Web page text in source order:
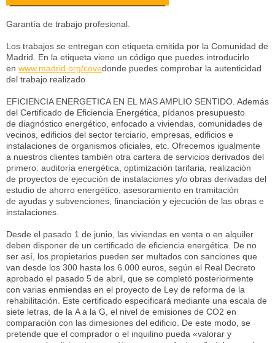
Garantía de trabajo profesional.
Los trabajos se entregan con etiqueta emitida por la Comunidad de
Madrid. En la etiqueta viene un código que puedes introducirlo
en www.madrid.org/covedonde puedes comprobar la autenticidad
del trabajo realizado.
EFICIENCIA ENERGETICA EN EL MAS AMPLIO SENTIDO. Además
del Certificado de Eficiencia Energética, pídanos presupuesto
de diagnóstico energético, enfocado a viviendas, comunidades de
vecinos, edificios del sector terciario, empresas, edificios e
instalaciones de organismos oficiales, etc. Ofrecemos igualmente
a nuestros clientes también otra cartera de servicios derivados del
primero: auditoría energética, optimización tarifaria, realización
de proyectos de ejecución de instalaciones y/o obras derivadas del
estudio de ahorro energético, asesoramiento en tramitación
de ayudas y subvenciones, financiación y ejecución de las obras e
instalaciones.
Desde el pasado 1 de junio, las viviendas en venta o en alquiler
deben disponer de un certificado de eficiencia energética. De no
ser así, los propietarios pueden ser multados con sanciones que
van desde los 300 hasta los 6.000 euros, según el Real Decreto
aprobado el pasado 5 de abril, que se completó posteriormente
con varias enmiendas en el proyecto de Ley de reforma de la
rehabilitación. Este certificado especificará mediante una escala de
siete letras, de la A a la G, el nivel de emisiones de CO2 en
comparación con las dimesiones del edificio. De este modo, se
pretende que el comprador o el inquilino pueda «valorar y